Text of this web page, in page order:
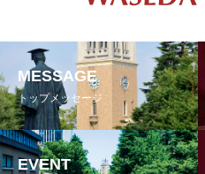
MESSAGE
トップメッセージ
EVENT